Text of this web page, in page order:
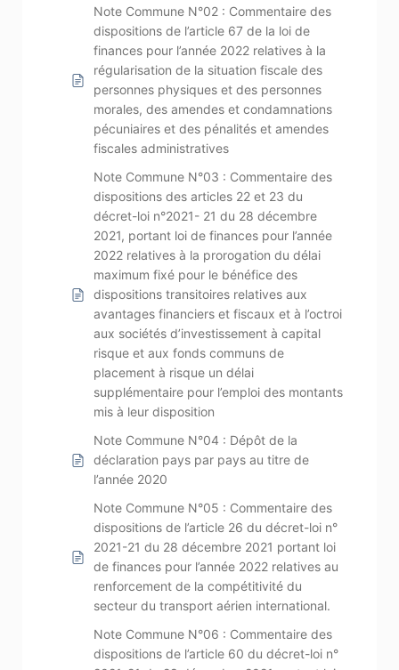
Note Commune N°02 : Commentaire des
dispositions de l’article 67 de la loi de
finances pour l’année 2022 relatives à la
régularisation de la situation fiscale des
personnes physiques et des personnes
morales, des amendes et condamnations
pécuniaires et des pénalités et amendes
fiscales administratives
Note Commune N°03 : Commentaire des
dispositions des articles 22 et 23 du
décret-loi n°2021- 21 du 28 décembre
2021, portant loi de finances pour l’année
2022 relatives à la prorogation du délai
maximum fixé pour le bénéfice des
dispositions transitoires relatives aux
avantages financiers et fiscaux et à l’octroi
aux sociétés d’investissement à capital
risque et aux fonds communs de
placement à risque un délai
supplémentaire pour l’emploi des montants
mis à leur disposition
Note Commune N°04 : Dépôt de la
déclaration pays par pays au titre de
l’année 2020
Note Commune N°05 : Commentaire des
dispositions de l’article 26 du décret-loi n°
2021-21 du 28 décembre 2021 portant loi
de finances pour l’année 2022 relatives au
renforcement de la compétitivité du
secteur du transport aérien international.
Note Commune N°06 : Commentaire des
dispositions de l’article 60 du décret-loi n°